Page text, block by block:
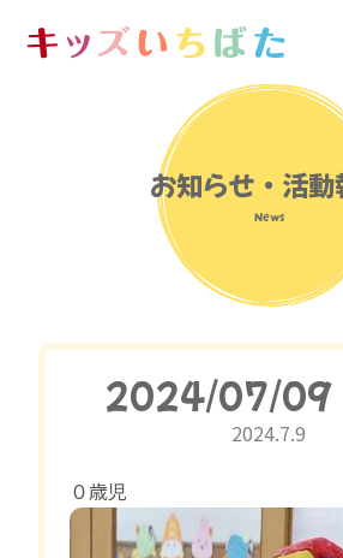
お知らせ・活動
News
2024/07/09
2024.7.9
０歳児